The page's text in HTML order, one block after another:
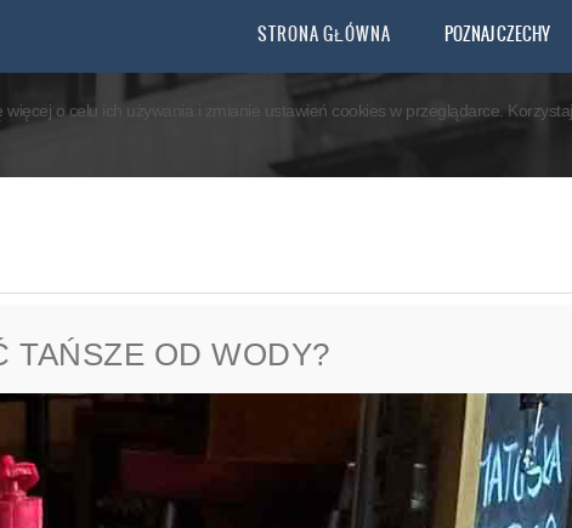
o celu ich używania i zmianie ustawień cookies w przeglądarce.
STRONA GŁÓWNA POZNAJ CZECHY
TAŃSZE OD WODY?
you agree that we are using cookies to ensure you to get the best experience.